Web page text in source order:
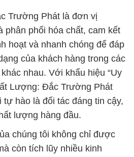
Trường Phát là đơn vị
phân phối hóa chất, cam kết
hoạt và nhanh chóng để đáp
của khách hàng trong các
nhau. Với khẩu hiệu “Uy
Lượng: Đắc Trường Phát
hào là đối tác đáng tin cậy,
lượng hàng đầu.
chúng tôi không chỉ được
còn tích lũy nhiều kinh